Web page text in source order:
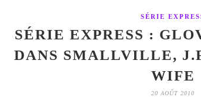
SÉRIE
SÉRIE EXPRESS :
DANS SMALLVILLE,
WIFE
20 AOÛT 2010